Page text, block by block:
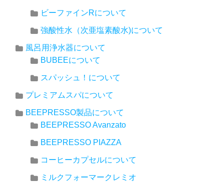
ビーファインRについて
強酸性水（次亜塩素酸水)について
風呂用浄水器について
BUBEEについて
スパッシュ！について
プレミアムスパについて
BEEPRESSO製品について
BEEPRESSO Avanzato
BEEPRESSO PIAZZA
コーヒーカプセルについて
ミルクフォーマークレミオ